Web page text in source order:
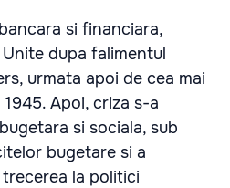
si financiara,
dupa falimentul
urmata apoi de cea mai
Apoi, criza s-a
si sociala, sub
bugetare si a
la politici